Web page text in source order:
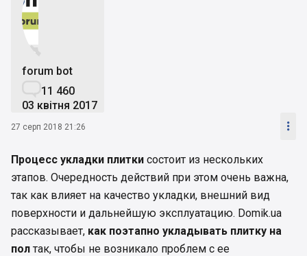


forum bot
11 460
03 квітня 2017
27 серп 2018 21:26 
Процесс укладки плитки состоит из нескольких
этапов. Очередность действий при этом очень важна,
так как влияет на качество укладки, внешний вид
поверхности и дальнейшую эксплуатацию. Domik.ua
рассказывает, как поэтапно укладывать плитку на
пол так, чтобы не возникало проблем с ее